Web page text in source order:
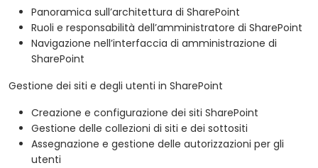
Panoramica sull’architettura di SharePoint
Ruoli e responsabilità dell’amministratore di SharePoint
Navigazione nell’interfaccia di amministrazione di
SharePoint
Gestione dei siti e degli utenti in SharePoint
Creazione e configurazione dei siti SharePoint
Gestione delle collezioni di siti e dei sottositi
Assegnazione e gestione delle autorizzazioni per gli
utenti